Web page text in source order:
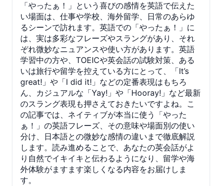
「やったぁ！」という喜びの感情を英語で伝えた
い場面は、仕事や学校、海外留学、日常のあらゆ
るシーンで訪れます。英語での「やったぁ！」に
は、実は多彩なフレーズやスラングがあり、それ
ぞれ微妙なニュアンスや使い方があります。英語
学習中の方や、TOEICや英会話の試験対策、ある
いは旅行や留学を控えている方にとって、「It’s
great!」や「I did it!」などの定番表現はもちろ
ん、カジュアルな「Yay!」や「Hooray!」など最新
のスラング表現も押さえておきたいですよね。こ
の記事では、ネイティブが本当に使う「やった
ぁ！」の英語フレーズ、その意味や場面別の使い
分け、日本語との微妙な感情の違いまで徹底解説
します。読み進めることで、あなたの英会話がよ
り自然でイキイキと伝わるようになり、留学や海
外体験がますます楽しくなる内容をお届けしま
す。